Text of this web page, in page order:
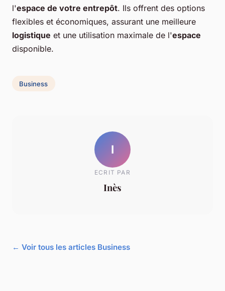
l'espace de votre entrepôt. Ils offrent des options
flexibles et économiques, assurant une meilleure
logistique et une utilisation maximale de l'espace
disponible.
Business
I
ECRIT PAR
Inès
← Voir tous les articles Business